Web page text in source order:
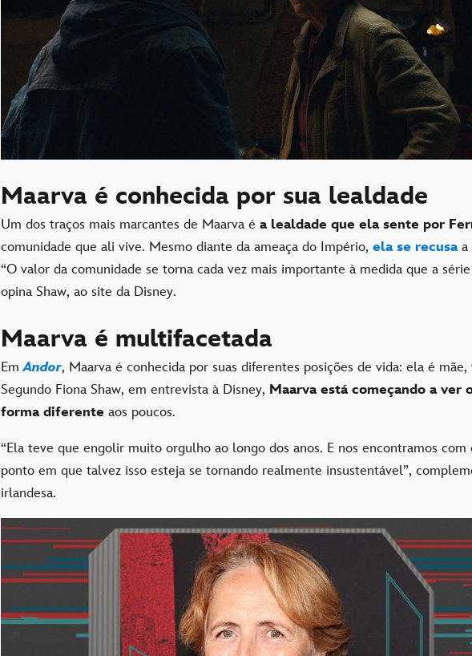
Maarva é conhecida por sua lealdade
Um dos traços mais marcantes de Maarva é a lealdade que ela sente por
comunidade que ali vive. Mesmo diante da ameaça do Império, ela se recusaa
“O valor da comunidade se torna cada vez mais importante à medida que a série
opina Shaw, ao site da Disney.
Maarva é multifacetada
EmAndor, Maarva é conhecida por suas diferentes posições de vida: ela é
Segundo Fiona Shaw, em entrevista à Disney, Maarva está começando a ver
forma diferente aos poucos.
“Ela teve que engolir muito orgulho ao longo dos anos. E nos encontramos com
ponto em que talvez isso esteja se tornando realmente insustentável”,
irlandesa.